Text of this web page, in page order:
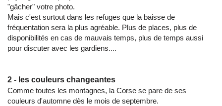
"gâcher" votre photo.
Mais c'est surtout dans les refuges que la baisse de
fréquentation sera la plus agréable. Plus de places, plus de
disponibilités en cas de mauvais temps, plus de temps aussi
pour discuter avec les gardiens....
2 - les couleurs changeantes
Comme toutes les montagnes, la Corse se pare de ses
couleurs d'automne dès le mois de septembre.